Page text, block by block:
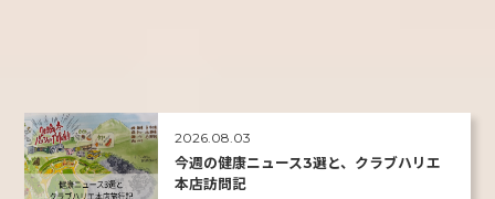
2026.08.03
今週の健康ニュース3選と、クラブハリエ
本店訪問記